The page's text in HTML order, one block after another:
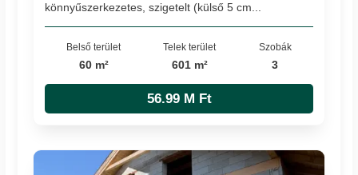
könnyűszerkezetes, szigetelt (külső 5 cm...
Belső terület
60 m²
Telek terület
601 m²
Szobák
3
56.99 M Ft